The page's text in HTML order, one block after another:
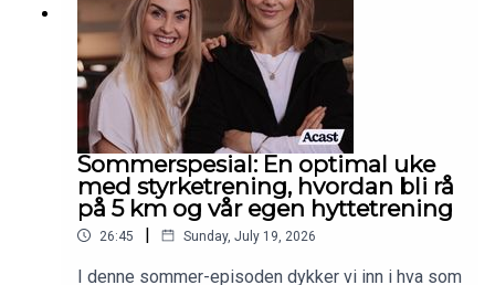
Sommerspesial: En optimal uke
med styrketrening, hvordan bli rå
på 5 km og vår egen hyttetrening
26:45 | Sunday, July 19, 2026
I denne sommer-episoden dykker vi inn i hva som